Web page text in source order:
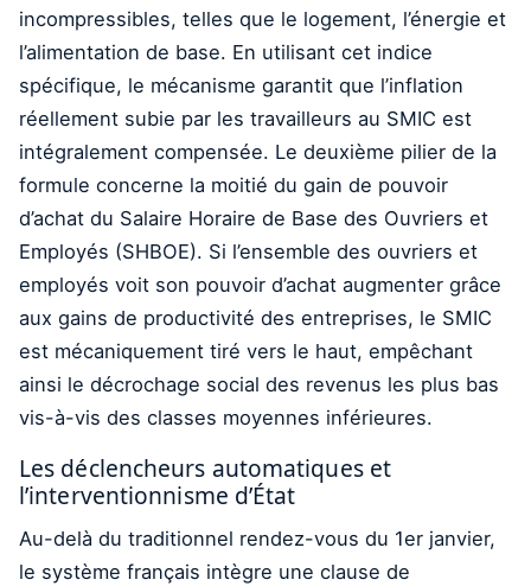
incompressibles, telles que le logement, l’énergie et
l’alimentation de base. En utilisant cet indice
spécifique, le mécanisme garantit que l’inflation
réellement subie par les travailleurs au SMIC est
intégralement compensée. Le deuxième pilier de la
formule concerne la moitié du gain de pouvoir
d’achat du Salaire Horaire de Base des Ouvriers et
Employés (SHBOE). Si l’ensemble des ouvriers et
employés voit son pouvoir d’achat augmenter grâce
aux gains de productivité des entreprises, le SMIC
est mécaniquement tiré vers le haut, empêchant
ainsi le décrochage social des revenus les plus bas
vis-à-vis des classes moyennes inférieures.
Les déclencheurs automatiques et
l’interventionnisme d’État
Au-delà du traditionnel rendez-vous du 1er janvier,
le système français intègre une clause de